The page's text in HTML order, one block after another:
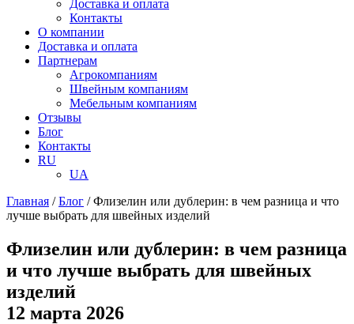
Доставка и оплата
Контакты
О компании
Доставка и оплата
Партнерам
Агрокомпаниям
Швейным компаниям
Мебельным компаниям
Отзывы
Блог
Контакты
RU
UA
Главная /Блог /Флизелин или дублерин: в чем разница и что
лучше выбрать для швейных изделий
Флизелин или дублерин: в чем разница
и что лучше выбрать для швейных
изделий
12 марта 2026